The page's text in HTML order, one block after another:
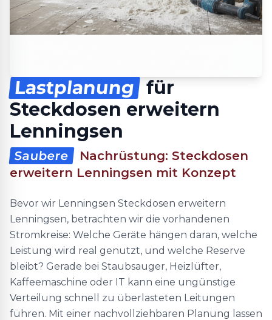
Lastplanung für
Steckdosen erweitern
Lenningsen
Saubere
Nachrüstung: Steckdosen
erweitern Lenningsen mit Konzept
Bevor wir Lenningsen Steckdosen erweitern
Lenningsen, betrachten wir die vorhandenen
Stromkreise: Welche Geräte hängen daran, welche
Leistung wird real genutzt, und welche Reserve
bleibt? Gerade bei Staubsauger, Heizlüfter,
Kaffeemaschine oder IT kann eine ungünstige
Verteilung schnell zu überlasteten Leitungen
führen. Mit einer nachvollziehbaren Planung lassen